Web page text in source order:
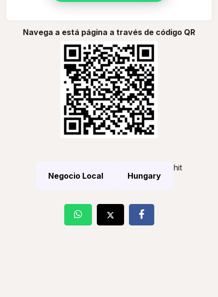
Navega a está página a través de código QR
Negocio Local Hungary
hit